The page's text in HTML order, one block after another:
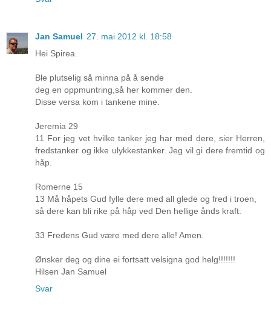
Jan Samuel 27. mai 2012 kl. 18:58
Hei Spirea.
Ble plutselig så minna på å sende
deg en oppmuntring,så her kommer den.
Disse versa kom i tankene mine.
Jeremia 29
11 For jeg vet hvilke tanker jeg har med dere, sier Herren,
fredstanker og ikke ulykkestanker. Jeg vil gi dere fremtid og
håp.
Romerne 15
13 Må håpets Gud fylle dere med all glede og fred i troen,
så dere kan bli rike på håp ved Den hellige ånds kraft.
33 Fredens Gud være med dere alle! Amen.
Ønsker deg og dine ei fortsatt velsigna god helg!!!!!!!
Hilsen Jan Samuel
Svar